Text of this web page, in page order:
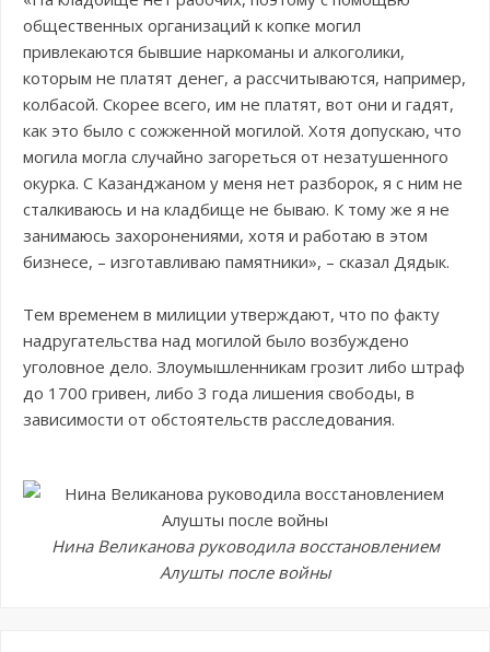
общественных организаций к копке могил
привлекаются бывшие наркоманы и алкоголики,
которым не платят денег, а рассчитываются, например,
колбасой. Скорее всего, им не платят, вот они и гадят,
как это было с сожженной могилой. Хотя допускаю, что
могила могла случайно загореться от незатушенного
окурка. С Казанджаном у меня нет разборок, я с ним не
сталкиваюсь и на кладбище не бываю. К тому же я не
занимаюсь захоронениями, хотя и работаю в этом
бизнесе, – изготавливаю памятники», – сказал Дядык.
Тем временем в милиции утверждают, что по факту
надругательства над могилой было возбуждено
уголовное дело. Злоумышленникам грозит либо штраф
до 1700 гривен, либо 3 года лишения свободы, в
зависимости от обстоятельств расследования.
Нина Великанова руководила восстановлением
Алушты после войны